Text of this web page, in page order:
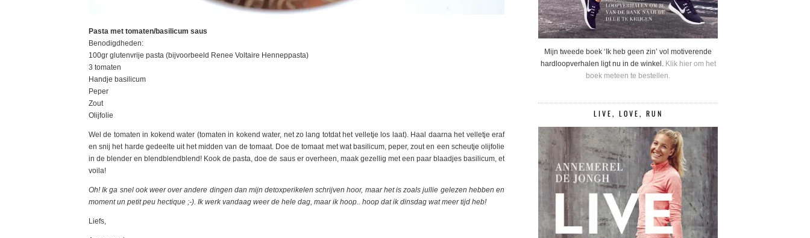
Pasta met tomaten/basilicum saus
Benodigdheden:
100gr glutenvrije pasta (bijvoorbeeld Renee Voltaire Henneppasta)
3 tomaten
Handje basilicum
Peper
Zout
Olijfolie
Wel de tomaten in kokend water (tomaten in kokend water, net zo lang totdat het velletje los laat). Haal daarna het velletje eraf
en snij het harde gedeelte uit het midden van de tomaat. Doe de tomaat met wat basilicum, peper, zout en een scheutje olijfolie
in de blender en blendblendblend! Kook de pasta, doe de saus er overheen, maak gezellig met een paar blaadjes basilicum, et
voila!
Oh! Ik ga snel ook weer over andere dingen dan mijn detoxperikelen schrijven hoor, maar het is zoals jullie gelezen hebben en
moment un petit peu hectique ;-). Ik werk vandaag weer de hele dag, maar ik hoop.. hoop dat ik dinsdag wat meer tijd heb!
Liefs,
Mijn tweede boek ‘Ik heb geen zin’ vol motiverende
hardloopverhalen ligt nu in de winkel. Klik hier om het
boek meteen te bestellen.
LIVE, LOVE, RUN